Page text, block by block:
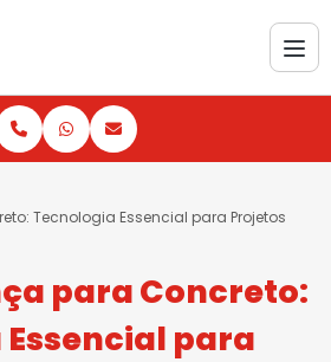
Tecnologia Essencial para Projetos
para Concreto:
para